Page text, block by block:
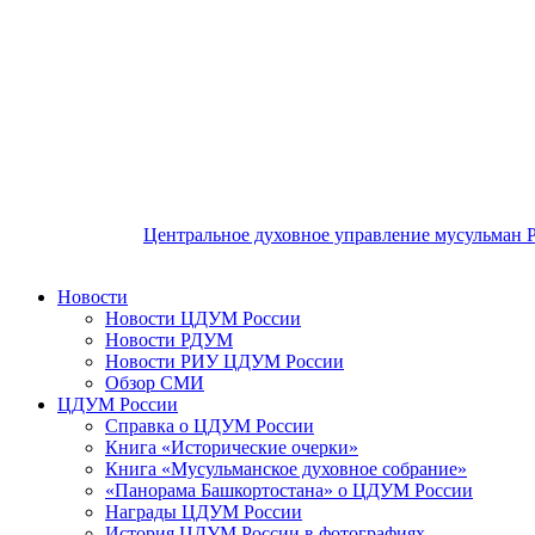
Центральное духовное управление мусульман
Новости
Новости ЦДУМ России
Новости РДУМ
Новости РИУ ЦДУМ России
Обзор СМИ
ЦДУМ России
Справка о ЦДУМ России
Книга «Исторические очерки»
Книга «Мусульманское духовное собрание»
«Панорама Башкортостана» о ЦДУМ России
Награды ЦДУМ России